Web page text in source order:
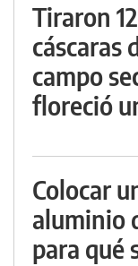
Tiraron
cáscaras
campo
floreció
Colocar
aluminio
para qué